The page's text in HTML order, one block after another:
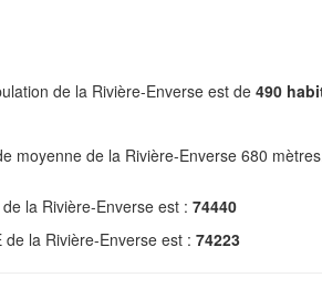
de la Rivière-Enverse est de 490
moyenne de la Rivière-Enverse 680
la Rivière-Enverse est : 74440
de la Rivière-Enverse est : 74223